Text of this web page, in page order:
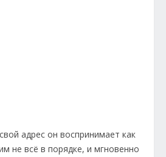
адрес он воспринимает как
не всё в порядке, и мгновенно